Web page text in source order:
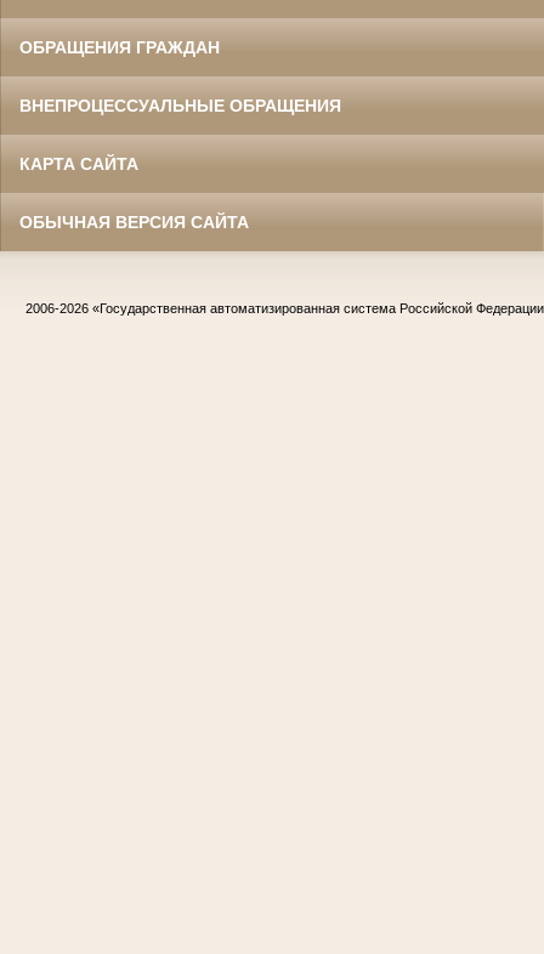
ОБРАЩЕНИЯ ГРАЖДАН
ВНЕПРОЦЕССУАЛЬНЫЕ ОБРАЩЕНИЯ
КАРТА САЙТА
ОБЫЧНАЯ ВЕРСИЯ САЙТА
2006-2026 «Государственная автоматизированная система Российской